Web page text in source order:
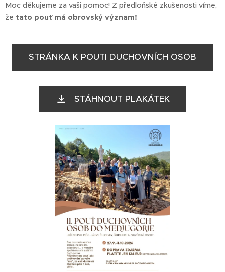
Moc děkujeme za vaši pomoc! Z předloňské zkušenosti víme,
že tato pouť má obrovský význam!
STRÁNKA K POUTI DUCHOVNÍCH OSOB
STÁHNOUT PLAKÁTEK